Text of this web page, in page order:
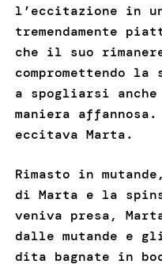
l’eccitazione in
tremendamente
che il suo
compromettendo
a spogliarsi
maniera
eccitava Marta.
Rimasto in
di Marta e la
veniva presa,
dalle mutande e
dita bagnate in